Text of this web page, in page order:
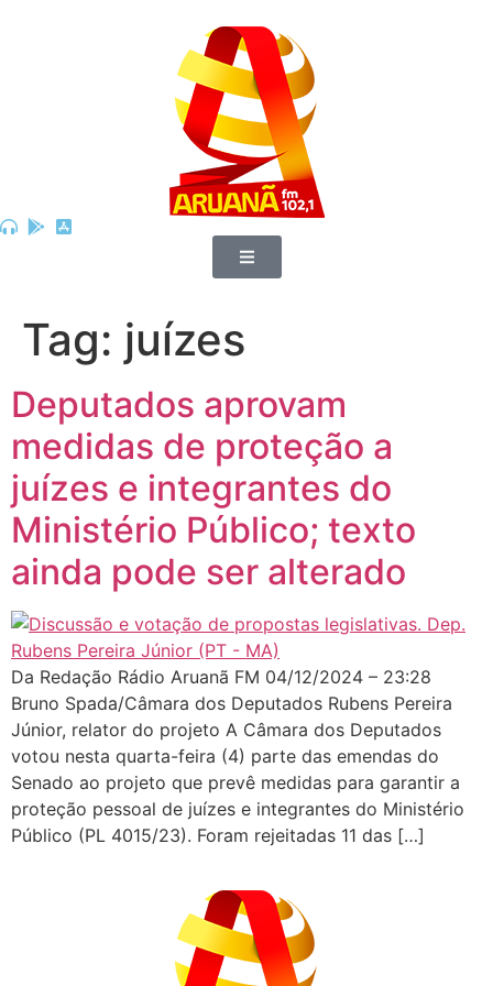
Tag: juízes
Deputados aprovam
medidas de proteção a
juízes e integrantes do
Ministério Público; texto
ainda pode ser alterado
Da Redação Rádio Aruanã FM 04/12/2024 – 23:28
Bruno Spada/Câmara dos Deputados Rubens Pereira
Júnior, relator do projeto A Câmara dos Deputados
votou nesta quarta-feira (4) parte das emendas do
Senado ao projeto que prevê medidas para garantir a
proteção pessoal de juízes e integrantes do Ministério
Público (PL 4015/23). Foram rejeitadas 11 das […]